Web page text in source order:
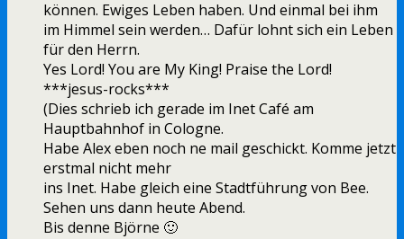
können. Ewiges Leben haben. Und einmal bei ihm
im Himmel sein werden… Dafür lohnt sich ein Leben
für den Herrn.
Yes Lord! You are My King! Praise the Lord!
***jesus-rocks***
(Dies schrieb ich gerade im Inet Café am
Hauptbahnhof in Cologne.
Habe Alex eben noch ne mail geschickt. Komme jetzt
erstmal nicht mehr
ins Inet. Habe gleich eine Stadtführung von Bee.
Sehen uns dann heute Abend.
Bis denne Björne 🙂